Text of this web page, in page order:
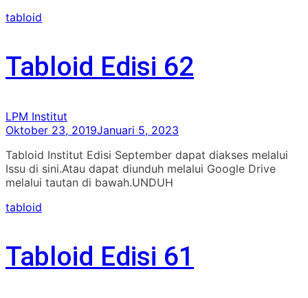
tabloid
Tabloid Edisi 62
LPM Institut
Oktober 23, 2019Januari 5, 2023
Tabloid Institut Edisi September dapat diakses melalui
Issu di sini.Atau dapat diunduh melalui Google Drive
melalui tautan di bawah.UNDUH
tabloid
Tabloid Edisi 61